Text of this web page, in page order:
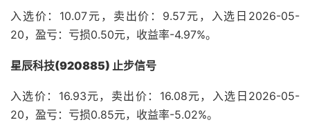
入选价：10.07元，卖出价：9.57元，入选日2026-05-
20，盈亏：亏损0.50元，收益率-4.97%。
星辰科技(920885) 止步信号
入选价：16.93元，卖出价：16.08元，入选日2026-05-
20，盈亏：亏损0.85元，收益率-5.02%。